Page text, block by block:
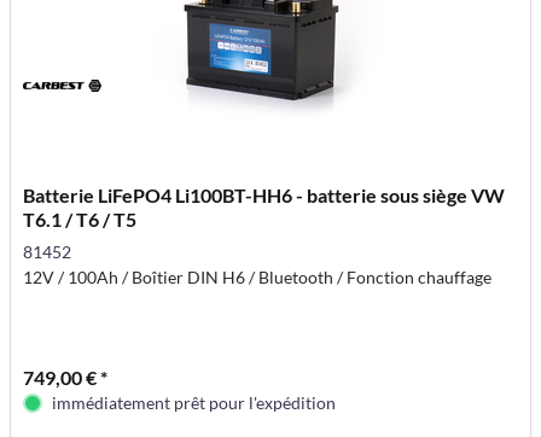
Batterie LiFePO4 Li100BT-HH6 - batterie sous siège VW
T6.1 / T6 / T5
81452
12V / 100Ah / Boîtier DIN H6 / Bluetooth / Fonction chauffage
749,00 € *
immédiatement prêt pour l'expédition